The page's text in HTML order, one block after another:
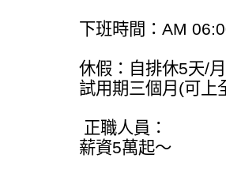
下班時間：AM
休假：自排休5天/月
試用期三個月(可上
正職人員：
薪資5萬起～